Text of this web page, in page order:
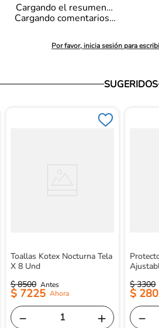
Cargando el resumen…
Por favor, inicia sesión para
Cargando comentarios…
SUGERIDOS
Toallas Kotex Nocturna Tela
X 8 Und
$ 8500
$ 7225
＋
－
$ 3300
$
－